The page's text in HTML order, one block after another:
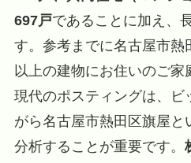
697戸であることに加え、
す。参考までに名古屋市熱
以上の建物にお住いのご家
現代のポスティングは、ビ
がら名古屋市熱田区旗屋と
分析することが重要です。